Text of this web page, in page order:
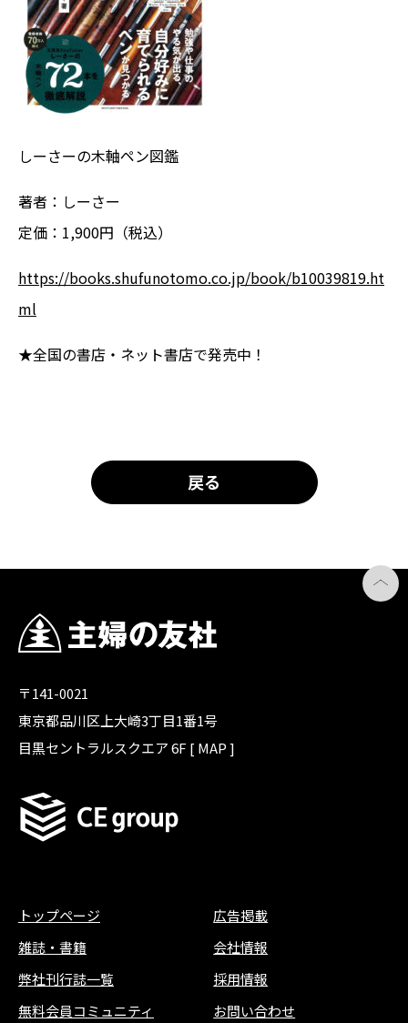
しーさーの木軸ペン図鑑
著者：しーさー
定価：1,900円（税込）
https://books.shufunotomo.co.jp/book/b10039819.ht
ml
★全国の書店・ネット書店で発売中！
戻る
〒141-0021
東京都品川区上大崎3丁目1番1号
目黒セントラルスクエア 6F [ MAP]
トップページ
雑誌 ・ 書籍
弊社刊行誌一覧
無料会員コミュニティ
広告掲載
会社情報
採用情報
お問い合わせ